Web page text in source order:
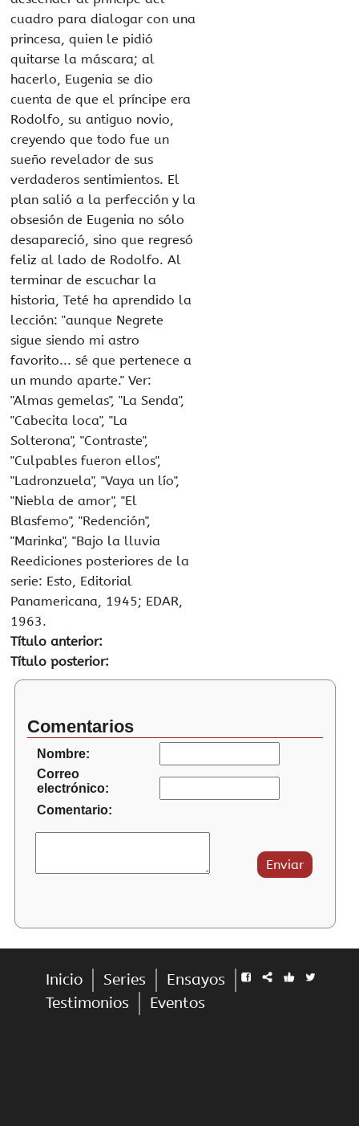
cuadro para dialogar con una
princesa, quien le pidió
quitarse la máscara; al
hacerlo, Eugenia se dio
cuenta de que el príncipe era
Rodolfo, su antiguo novio,
creyendo que todo fue un
sueño revelador de sus
verdaderos sentimientos. El
plan salió a la perfección y la
obsesión de Eugenia no sólo
desapareció, sino que regresó
feliz al lado de Rodolfo. Al
terminar de escuchar la
historia, Teté ha aprendido la
lección: "aunque Negrete
sigue siendo mi astro
favorito... sé que pertenece a
un mundo aparte." Ver:
"Almas gemelas", "La Senda",
"Cabecita loca", "La
Solterona", "Contraste",
"Culpables fueron ellos",
"Ladronzuela", "Vaya un lío",
"Niebla de amor", "El
Blasfemo", "Redención",
"Marinka", "Bajo la lluvia
Reediciones posteriores de la
serie: Esto, Editorial
Panamericana, 1945; EDAR,
1963.
Título anterior:
Título posterior:
Comentarios
Nombre:
Correo
electrónico:
Comentario:
Inicio Series
Ensayos
Testimonios
Eventos